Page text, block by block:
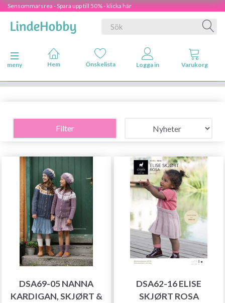
Sensommarsrea - Spara upp till 50% - klicka här
Ändra navigering
meny
Filter
DSA69-05 NANNA
KARDIGAN, SKJØRT &
DSA62-16 ELISE
SKJØRT ROSA